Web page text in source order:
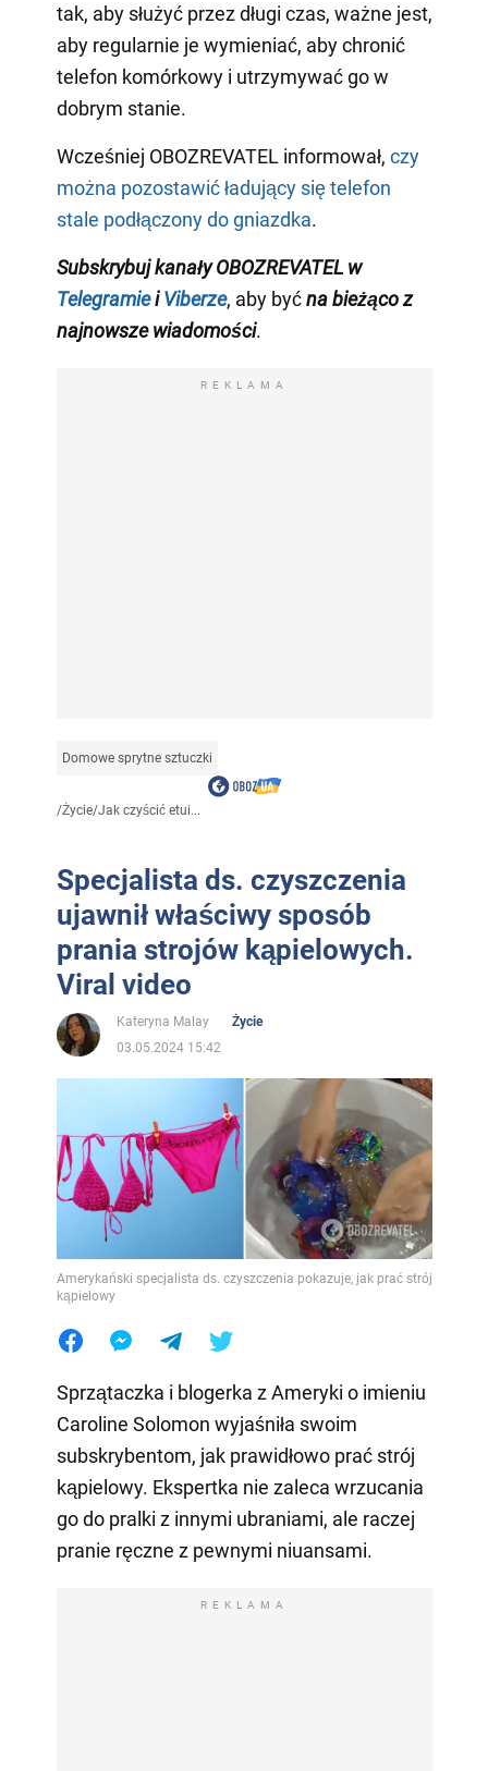
tak, aby służyć przez długi czas, ważne jest,
aby regularnie je wymieniać, aby chronić
telefon komórkowy i utrzymywać go w
dobrym stanie.
Wcześniej OBOZREVATEL informował, czy
można pozostawić ładujący się telefon
stale podłączony do gniazdka.
Subskrybuj kanały OBOZREVATEL w
Telegramie i Viberze, aby byćna bieżąco z
najnowsze wiadomości.
REKLAMA
Domowe sprytne sztuczki
/Życie/Jak czyścić etui...
Specjalista ds. czyszczenia
ujawnił właściwy sposób
prania strojów kąpielowych.
Viral video
Kateryna Malay
Życie
03.05.2024 15:42
Amerykański specjalista ds. czyszczenia pokazuje, jak prać strój
kąpielowy
Sprzątaczka i blogerka z Ameryki o imieniu
Caroline Solomon wyjaśniła swoim
subskrybentom, jak prawidłowo prać strój
kąpielowy. Ekspertka nie zaleca wrzucania
go do pralki z innymi ubraniami, ale raczej
pranie ręczne z pewnymi niuansami.
REKLAMA